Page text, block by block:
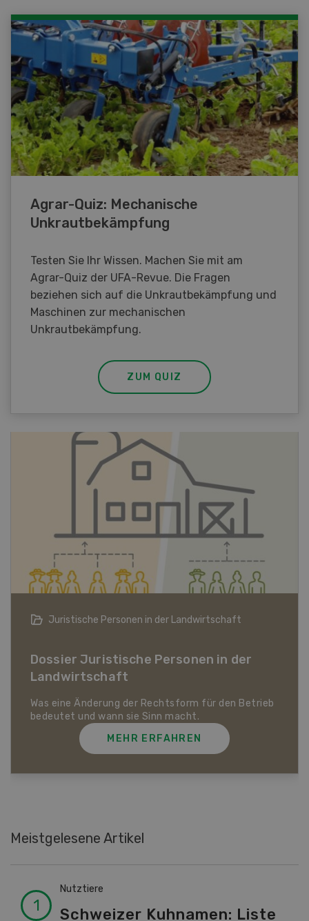
Agrar-Quiz: Mechanische
Unkrautbekämpfung
Testen Sie Ihr Wissen. Machen Sie mit am
Agrar-Quiz der UFA-Revue. Die Fragen
beziehen sich auf die Unkrautbekämpfung und
Maschinen zur mechanischen
Unkrautbekämpfung.
ZUM QUIZ
Bio-Artikel
Dossier Bio-Artikel
MEHR ERFAHREN
Meistgelesene Artikel
Nutztiere
Schweizer Kuhnamen: Liste